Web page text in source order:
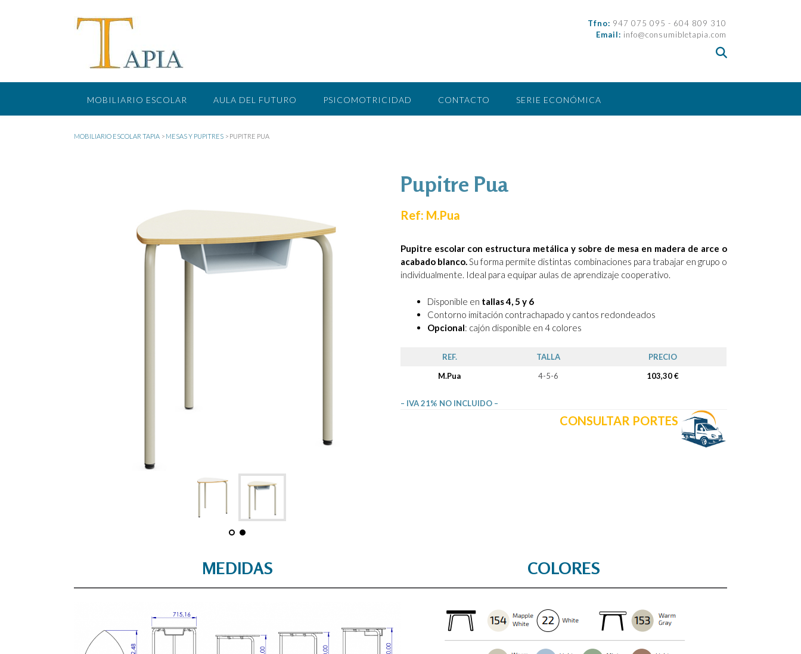
Tfno: 947 075 095 - 604 809 310
Email: info@consumibletapia.com
MOBILIARIO ESCOLAR AULA DEL FUTURO PSICOMOTRICIDAD CONTACTO SERIE ECONÓMICA
MOBILIARIO ESCOLAR TAPIA > MESAS Y PUPITRES > PUPITRE PUA
Pupitre Pua
Ref: M.Pua
Pupitre escolar con estructura metálica y sobre de mesa en madera de arce o
acabado blanco.Su forma permite distintas combinaciones para trabajar en grupo o
individualmente. Ideal para equipar aulas de aprendizaje cooperativo.
Disponible en tallas 4, 5 y 6
Contorno imitación contrachapado y cantos redondeados
Opcional: cajón disponible en 4 colores
REF. TALLA
PRECIO
M.Pua
4-5-6 103,30 €
– IVA 21% NO INCLUIDO –
CONSULTAR PORTES
MEDIDAS COLORES